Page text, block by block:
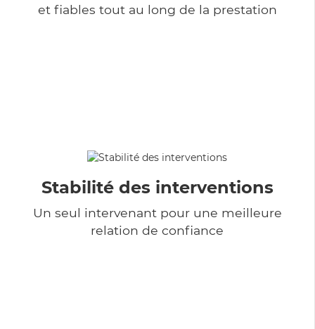
et fiables tout au long de la prestation
Stabilité des interventions
Un seul intervenant pour une meilleure
relation de confiance